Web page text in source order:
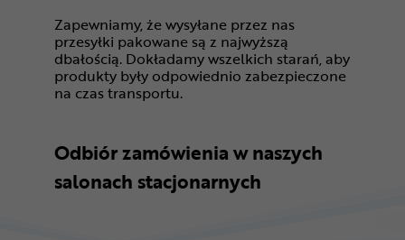
Zapewniamy, że wysyłane przez nas
przesyłki pakowane są z najwyższą
dbałością. Dokładamy wszelkich starań, aby
produkty były odpowiednio zabezpieczone
na czas transportu.
Odbiór zamówienia w naszych
salonach stacjonarnych